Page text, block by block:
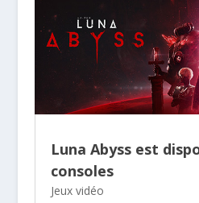
Luna Abyss est
consoles
Jeux vidéo